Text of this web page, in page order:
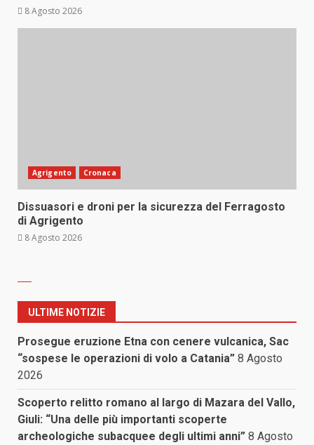
8 Agosto 2026
Agrigento Cronaca
Dissuasori e droni per la sicurezza del Ferragosto
di Agrigento
8 Agosto 2026
ULTIME NOTIZIE
Prosegue eruzione Etna con cenere vulcanica, Sac
“sospese le operazioni di volo a Catania” 8 Agosto
2026
Scoperto relitto romano al largo di Mazara del Vallo,
Giuli: “Una delle più importanti scoperte
archeologiche subacquee degli ultimi anni” 8 Agosto